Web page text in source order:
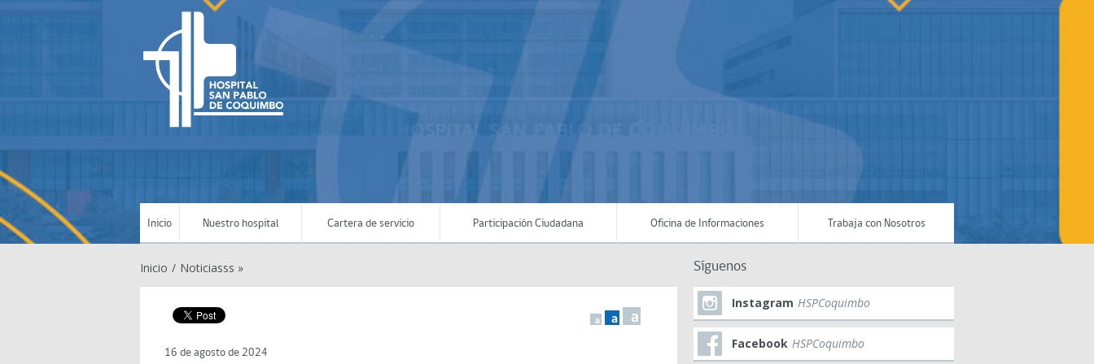
Inicio Nuestro hospital Cartera de servicio Participación Ciudadana Oficina de Informaciones Trabaja con Nosotros
Inicio / Noticiasss »
a a a
16 de agosto de 2024
Síguenos
Instagram HSPCoquimbo
Facebook HSPCoquimbo